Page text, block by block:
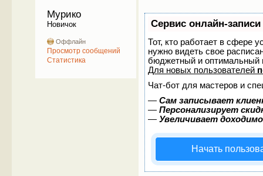
Мурико
Новичок
Оффлайн
Просмотр сообщений
Статистика
Сервис онлайн-
Тот, кто работает в сфере
нужно видеть свое
бюджетный и оптимальный
Для новых пользователей
Чат-бот для мастеров и
—Сам записывает
—Персонализирует
—Увеличивает
Начать